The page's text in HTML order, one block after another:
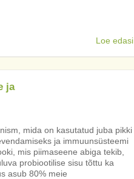
Loe edasi
ja
mida on kasutatud juba pikki
ja immuunsüsteemi
mis piimaseene abiga tekib,
probiootilise sisu tõttu ka
asub 80% meie